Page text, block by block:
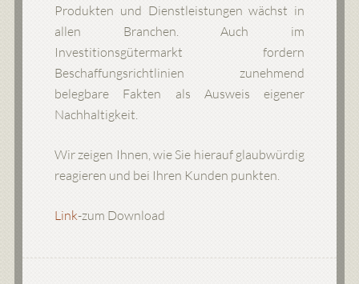
Produkten und Dienstleistungen wächst in
allen Branchen. Auch im
Investitionsgütermarkt fordern
Beschaffungsrichtlinien zunehmend
belegbare Fakten als Ausweis eigener
Nachhaltigkeit.
Wir zeigen Ihnen, wie Sie hierauf glaubwürdig
reagieren und bei Ihren Kunden punkten.
Link-zum Download